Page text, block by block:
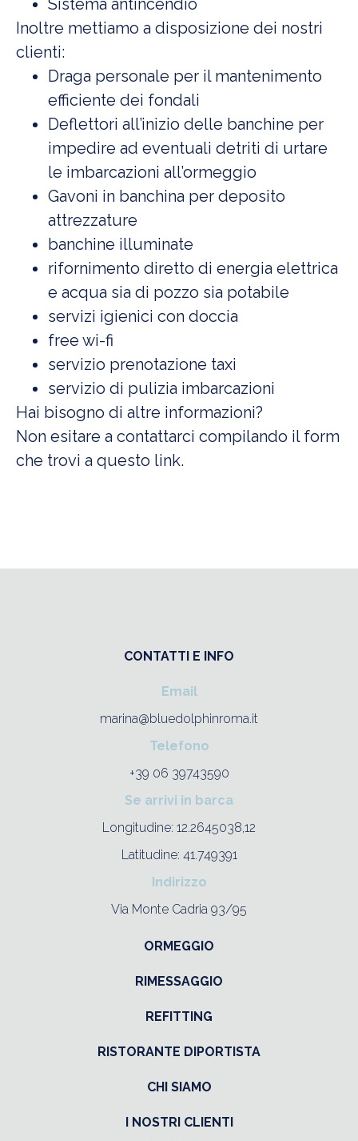
Sistema antincendio
Inoltre mettiamo a disposizione dei nostri
clienti:
Draga personale per il mantenimento
efficiente dei fondali
Deflettori all’inizio delle banchine per
impedire ad eventuali detriti di urtare
le imbarcazioni all’ormeggio
Gavoni in banchina per deposito
attrezzature
banchine illuminate
rifornimento diretto di energia elettrica
e acqua sia di pozzo sia potabile
servizi igienici con doccia
free wi-fi
servizio prenotazione taxi
servizio di pulizia imbarcazioni
Hai bisogno di altre informazioni?
Non esitare a contattarci compilando il form
che trovi a questo link.
CONTATTI E INFO
Email
marina@bluedolphinroma.it
Telefono
+39 06 39743590
Se arrivi in barca
Longitudine: 12.2645038,12
Latitudine: 41.749391
Indirizzo
Via Monte Cadria 93/95
ORMEGGIO
RIMESSAGGIO
REFITTING
RISTORANTE DIPORTISTA
CHI SIAMO
I NOSTRI CLIENTI